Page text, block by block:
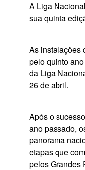
A Liga
sua quinta
As instalações
pelo quinto
da Liga
26 de abril.
Após o
ano passado,
panorama
etapas que
pelos Grandes